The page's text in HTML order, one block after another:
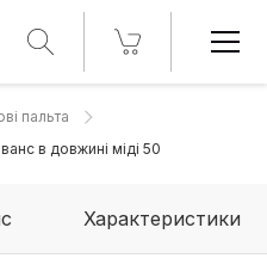
пальта
в довжині міді 50
Характеристики